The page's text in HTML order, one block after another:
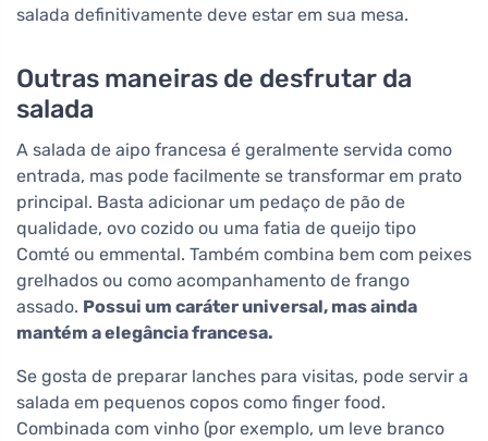
salada definitivamente deve estar em sua mesa.
Outras maneiras de desfrutar da
salada
A salada de aipo francesa é geralmente servida como
entrada, mas pode facilmente se transformar em prato
principal. Basta adicionar um pedaço de pão de
qualidade, ovo cozido ou uma fatia de queijo tipo
Comté ou emmental. Também combina bem com peixes
grelhados ou como acompanhamento de frango
assado. Possui um caráter universal, mas ainda
mantém a elegância francesa.
Se gosta de preparar lanches para visitas, pode servir a
salada em pequenos copos como finger food.
Combinada com vinho (por exemplo, um leve branco